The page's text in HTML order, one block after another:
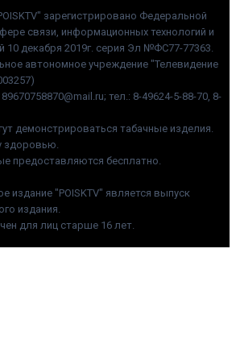
зарегистрировано Федеральной
связи, информационных технологий и
10 декабря 2019г. серия Эл №ФС77-77363.
автономное учреждение "Телевидение
тел.: 8-49624-5-88-70, 8-
демонстрироваться табачные изделия.
здоровью.
предоставляются бесплатно.
издание "POISKTV" является выпуск
издания.
для лиц старше 16 лет.